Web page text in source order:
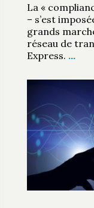
La «
– s’est
grands
réseau de
Express. …